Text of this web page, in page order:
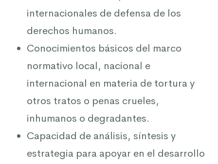
internacionales de defensa de los
derechos humanos.
Conocimientos básicos del marco
normativo local, nacional e
internacional en materia de tortura y
otros tratos o penas crueles,
inhumanos o degradantes.
Capacidad de análisis, síntesis y
estrategia para apoyar en el desarrollo